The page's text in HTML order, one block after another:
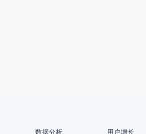
数据分析 用户增长